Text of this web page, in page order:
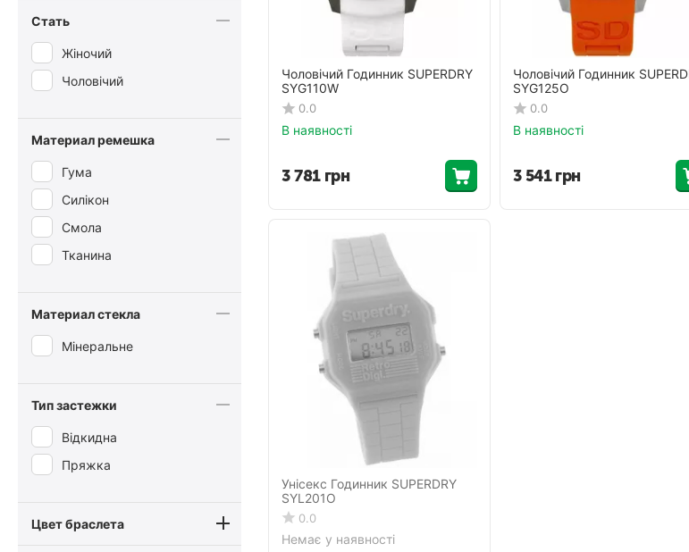
Чоловічий Годинник SUPERDRY
SYG110W
0.0
В наявності
3 781 грн
Чоловічий Годинник
SYG125O
0.0
В наявності
3 541 грн
Унісекс Годинник SUPERDRY
SYL201O
0.0
Немає у наявності
Стать
Жіночий
Чоловічий
Материал ремешка
Гума
Силікон
Смола
Тканина
Материал стекла
Мінеральне
Тип застежки
Відкидна
Пряжка
Цвет браслета